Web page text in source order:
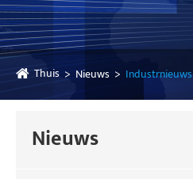
Thuis Nieuws Industrnieuws
Nieuws